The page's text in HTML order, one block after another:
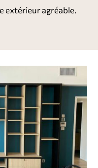
extérieur agréable.